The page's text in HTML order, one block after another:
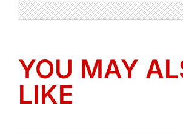
YOU MAY
LIKE